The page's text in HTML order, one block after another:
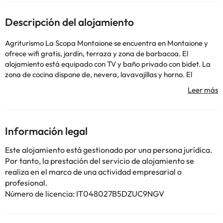
Descripción del alojamiento
Agriturismo La Scopa Montaione se encuentra en Montaione y
ofrece wifi gratis, jardín, terraza y zona de barbacoa. El
alojamiento está equipado con TV y baño privado con bidet. La
zona de cocina dispone de, nevera, lavavajillas y horno. El
aeropuerto más cercano (Aeropuerto internacional de Pisa) está
confirmación con todos los datos del pago. Después de realizar el
pago, el alojamiento te enviará un e-mail con los datos del
establecimiento, incluidas la dirección y el lugar donde recoger
las llaves. En este alojamiento no se pueden celebrar despedidas
de soltero o soltera ni fiestas similares. Check your Belvilla
booking confirmation for optional facilities. These may require an
extra charge and should be ordered at least 2 weeks prior
arrival. Please note there are possible extra charges regarding
Información legal
Este alojamiento está gestionado por una persona jurídica.
Por tanto, la prestación del servicio de alojamiento se
realiza en el marco de una actividad empresarial o
profesional.
Número de licencia: IT048027B5DZUC9NGV